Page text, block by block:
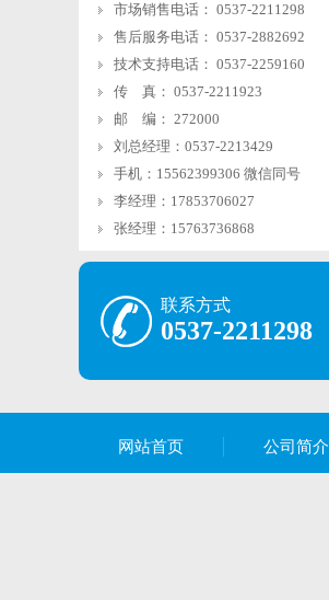
市场销售电话： 0537-2211298
售后服务电话： 0537-2882692
技术支持电话： 0537-2259160
传 真： 0537-2211923
邮 编： 272000
刘总经理：0537-2213429
手机：15562399306 微信同号
李经理：17853706027
张经理：15763736868
联系方式
0537-2211298
网站首页 公司简介